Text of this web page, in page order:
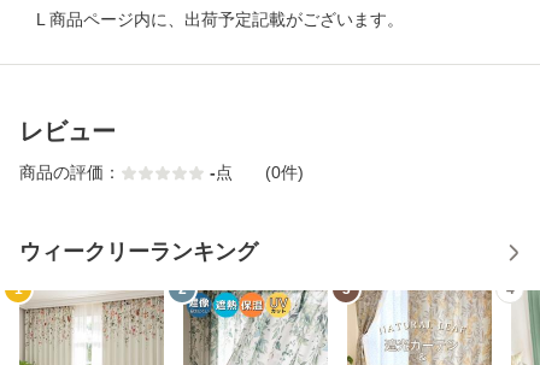
L 商品ページ内に、出荷予定記載がございます。
レビュー
商品の評価： -点 (0件)
ウィークリーランキング
1 2 3 4